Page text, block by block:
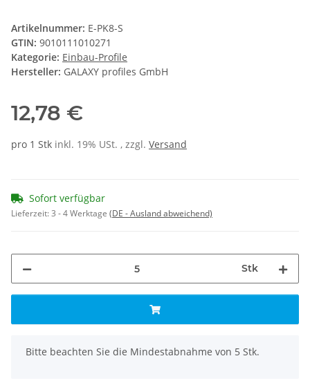
Artikelnummer: E-PK8-S
GTIN: 9010111010271
Kategorie: Einbau-Profile
Hersteller: GALAXY profiles GmbH
12,78 €
pro 1 Stk inkl. 19% USt. , zzgl. Versand
Sofort verfügbar
Lieferzeit:3 - 4 Werktage (DE - Ausland abweichend)
Stk
x
Bitte beachten Sie die Mindestabnahme von 5 Stk.